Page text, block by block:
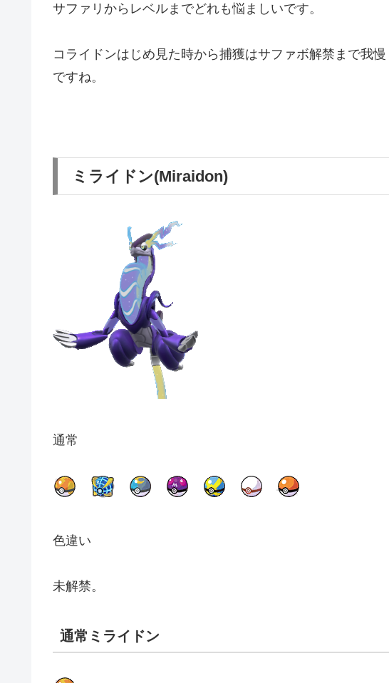
サファリからレベルまでどれも悩ましいです。
コライドンはじめ見た時から捕獲はサファボ解禁まで我
ですね。
ミライドン(Miraidon)
通常
色違い
未解禁。
通常ミライドン